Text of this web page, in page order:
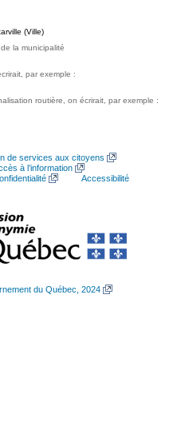
(Ville)
la municipalité
par exemple :
routière, on écrirait, par exemple :
de services aux citoyens
à l’information
Accessibilité
du Québec, 2024